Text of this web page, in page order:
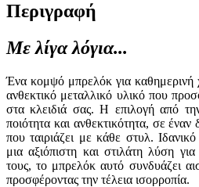
Περιγραφή
Με λίγα λόγια...
Ένα κομψό μπρελόκ για
ανθεκτικό μεταλλικό υλικό που
στα κλειδιά σας. Η επιλογή από
ποιότητα και ανθεκτικότητα, σε
που ταιριάζει με κάθε στυλ.
μια αξιόπιστη και στιλάτη λύση
τους, το μπρελόκ αυτό συνδυάζει
προσφέροντας την τέλεια ισορροπία.